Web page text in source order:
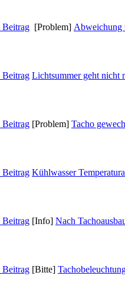
[Problem] Abweichung
Lichtsummer geht nicht
[Problem] Tacho
Kühlwasser
[Info] Nach
[Bitte]